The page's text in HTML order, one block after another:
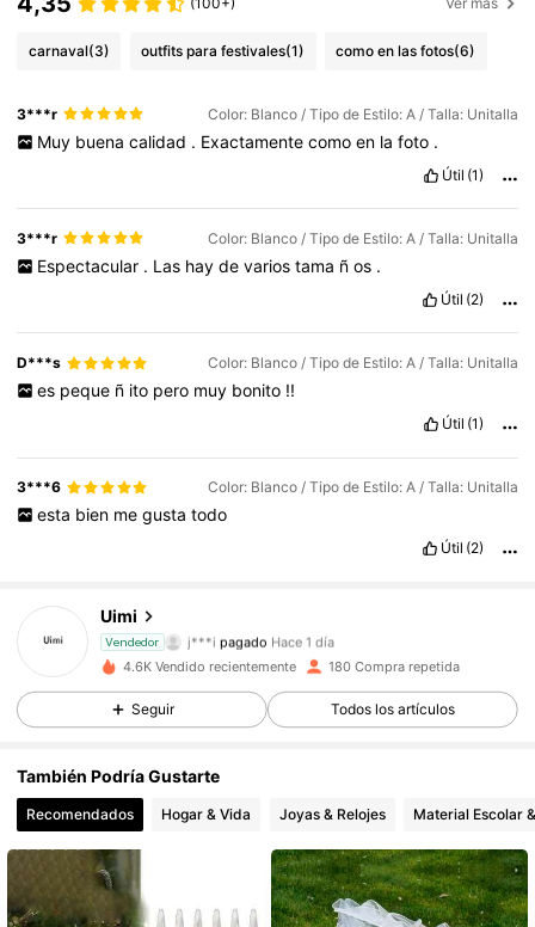
carnaval(3) outfits para festivales(1) como en las fotos(6)
3***r Color: Blanco / Tipo de Estilo: A / Talla: Unitalla
Muy buena calidad . Exactamente como en la foto .
Útil (1)
3***r Color: Blanco / Tipo de Estilo: A / Talla: Unitalla
Espectacular . Las hay de varios tama ñ os .
Útil (2)
D***s Color: Blanco / Tipo de Estilo: A / Talla: Unitalla
es peque ñ ito pero muy bonito !!
Útil (1)
3***6 Color: Blanco / Tipo de Estilo: A / Talla: Unitalla
esta bien me gusta todo
Útil (2)
Uimi
Vendedor
j***i pagado Hace 1 día
124 Seguidores
4,58
124 Seguidores
4.6K Vendido recientemente 180 Compra repetida
Seguir Todos los artículos
También Podría Gustarte
Recomendados Hogar & Vida Joyas & Relojes Material Escolar